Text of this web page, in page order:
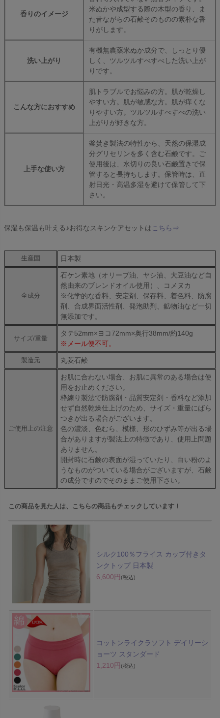
香りのイメージ
米ぬかや成型する際の木型の香り、ま
た昔ながらの石鹸そのものの素朴な香
りがします。
洗い上がり
有機無農薬米ぬか成分で、しっとり優
しく、ツルツルすべすべした洗い上が
りです。
こんな方におすすめ
肌トラブルでお悩みの方。肌が乾燥し
やすい方。肌が敏感な方。肌が痒くな
りやすい方。ツルツルすべすべの洗い
上がりが好きな方。
上手な使い方
釜焚き製法の特性から、天然の保湿成
分グリセリンを多く含む石鹸です。ご
使用後は、水切りの良い石鹸置きで保
管すると長持ちします。保管時は、直
射日光・高温多湿を避けて保管して下
さい。
保湿も保温も叶える♪お得なスキンケアセットはこちら⇒
生産国 日本製
全成分
石ケン素地（オリーブ油、ヤシ油、大豆油など自
然由来のブレンドオイル使用）、コメヌカ
※化学的な香料、安定剤、保存料、着色料、防腐
剤、合成界面活性剤、発泡助剤、鉱物油など一切
無添加です。
サイズ/重量
タテ52mm×ヨコ72mm×奥行38mm/約140g
※メール便不可。
製造元 丸菱石鹸
ご使用上の注意
お肌に合わない場合、お肌に異常のある場合は使
用をお止めください。
枠練り製法で防腐剤・品質安定剤・香料など添加
せず自然乾燥仕上げのため、サイズ・重量にばら
つきが出る場合がございます。
色の濃淡、色むら、模様、形のひずみ等が出る場
合がありますが製法上の特徴であり、使用上問題
ありません。
開封時に石鹸の表面が湿っていたり、白い粉のよ
うなものがついている場合がございますが、石鹸
の成分ですのでそのままご使用下さい。
この商品を見た人は、こちらの商品もチェックしています！
シルク100％フライス カップ付きタ
ンクトップ 日本製
6,600円 (税込)
コットンライクラソフト デイリーシ
ョーツ スタンダード
1,210円 (税込)